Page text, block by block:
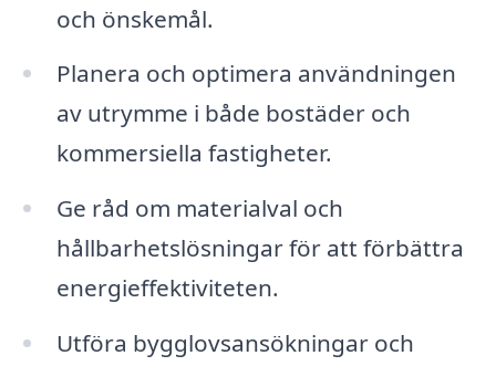
och önskemål.
Planera och optimera användningen
av utrymme i både bostäder och
kommersiella fastigheter.
Ge råd om materialval och
hållbarhetslösningar för att förbättra
energieffektiviteten.
Utföra bygglovsansökningar och